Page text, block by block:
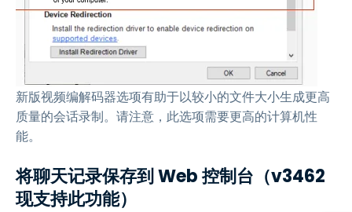
新版视频编解码器选项有助于以较小的文件大小生成更高
质量的会话录制。请注意，此选项需要更高的计算机性
能。
将聊天记录保存到 Web 控制台（v3462
现支持此功能）